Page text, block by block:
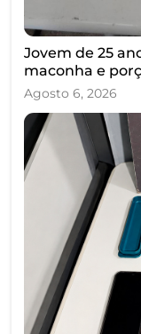
Jovem de 25
maconha e
Agosto 6, 2026